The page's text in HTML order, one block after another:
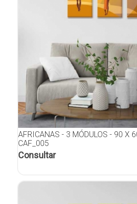
AFRICANAS - 3 MÓDULOS - 90 X
CAF_005
Consultar